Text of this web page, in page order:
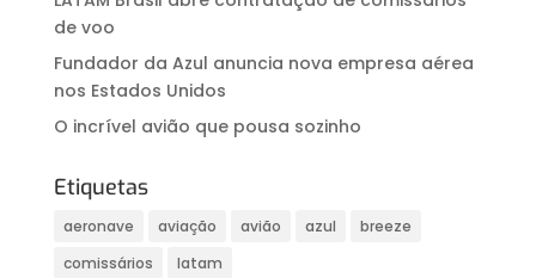
de voo
Fundador da Azul anuncia nova empresa aérea
nos Estados Unidos
O incrível avião que pousa sozinho
Etiquetas
aeronave aviação avião azul
breeze
comissários
latam